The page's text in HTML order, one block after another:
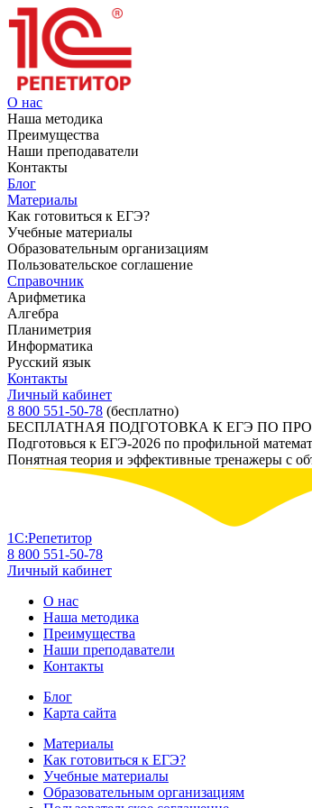
О нас
Наша методика
Преимущества
Наши преподаватели
Контакты
Блог
Материалы
Как готовиться к ЕГЭ?
Учебные материалы
Образовательным организациям
Пользовательское соглашение
Справочник
Арифметика
Алгебра
Планиметрия
Информатика
Русский язык
Контакты
Личный кабинет
8 800 551-50-78 (бесплатно)
БЕСПЛАТНАЯ ПОДГОТОВКА К ЕГЭ ПО
Подготовься к ЕГЭ-2026 по профильной
Понятная теория и эффективные тренажеры с
1С:Репетитор
8 800 551-50-78
Личный кабинет
О нас
Наша методика
Преимущества
Наши преподаватели
Контакты
Блог
Карта сайта
Материалы
Как готовиться к ЕГЭ?
Учебные материалы
Образовательным организациям